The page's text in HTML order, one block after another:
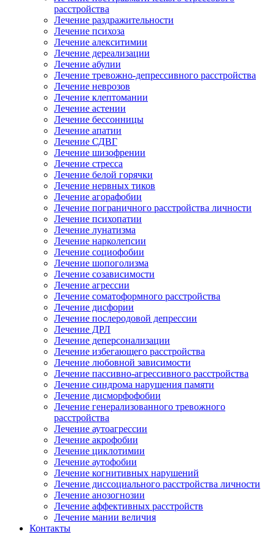
расстройства
Лечение раздражительности
Лечение психоза
Лечение алекситимии
Лечение дереализации
Лечение абулии
Лечение тревожно-депрессивного расстройства
Лечение неврозов
Лечение клептомании
Лечение астении
Лечение бессонницы
Лечение апатии
Лечение СДВГ
Лечение шизофрении
Лечение стресса
Лечение белой горячки
Лечение нервных тиков
Лечение агорафобии
Лечение пограничного расстройства личности
Лечение психопатии
Лечение лунатизма
Лечение нарколепсии
Лечение социофобии
Лечение шопоголизма
Лечение созависимости
Лечение агрессии
Лечение соматоформного расстройства
Лечение дисфории
Лечение послеродовой депрессии
Лечение ДРЛ
Лечение деперсонализации
Лечение избегающего расстройства
Лечение любовной зависимости
Лечение пассивно-агрессивного расстройства
Лечение синдрома нарушения памяти
Лечение дисморфофобии
Лечение генерализованного тревожного
расстройства
Лечение аутоагрессии
Лечение акрофобии
Лечение циклотимии
Лечение аутофобии
Лечение когнитивных нарушений
Лечение диссоциального расстройства личности
Лечение анозогнозии
Лечение аффективных расстройств
Лечение мании величия
Контакты